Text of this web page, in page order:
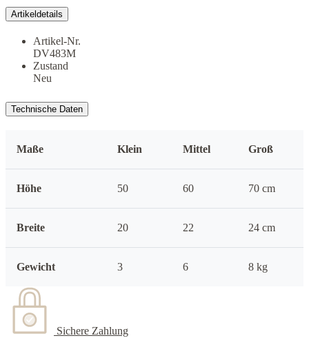
Artikeldetails
Artikel-Nr.
DV483M
Zustand
Neu
Technische Daten
Maße Klein Mittel Groß
Höhe 50 60 70 cm
Breite 20 22 24 cm
Gewicht 3 6 8 kg
Sichere Zahlung